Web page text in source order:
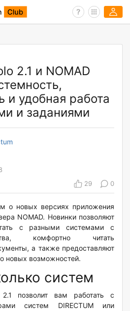
2.1 и NOMAD
и удобная работа
и заданиями
29
0
о новых версиях приложения
NOMAD. Новинки позволяют
с разными системами с
комфортно читать
а также предоставляют
новых возможностей.
систем
позволит вам работать с
систем DIRECTUM или